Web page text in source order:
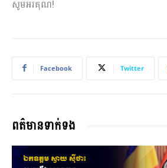
សូមអរគុណ!
Facebook Twitter
ពត៌មានទាក់ទង